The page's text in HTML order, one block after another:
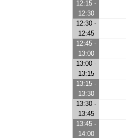
12:15 -
12:30
12:30 -
12:45
12:45 -
13:00
13:00 -
13:15
13:15 -
13:30
13:30 -
13:45
13:45 -
14:00